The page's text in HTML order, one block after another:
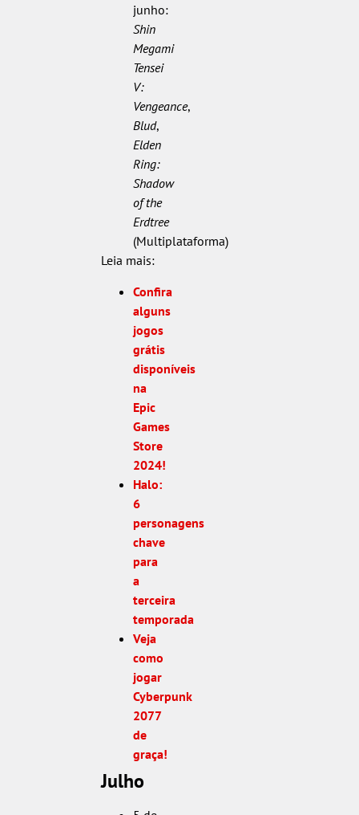
junho:
Shin
Megami
Tensei
V:
Vengeance,
Blud,
Elden
Ring:
Shadow
of the
Erdtree
(Multiplataforma)
Leia mais:
Confira
alguns
jogos
grátis
disponíveis
na
Epic
Games
Store
2024!
Halo:
6
personagens
chave
para
a
terceira
temporada
Veja
como
jogar
Cyberpunk
2077
de
graça!
Julho